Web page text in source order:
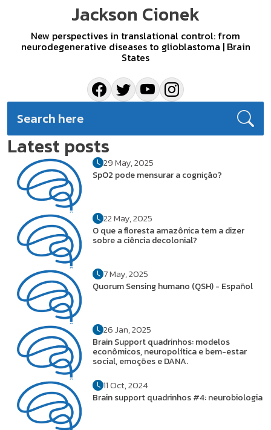
Jackson Cionek
New perspectives in translational control: from
neurodegenerative diseases to glioblastoma | Brain
States
Latest posts
29 May, 2025
SpO2 pode mensurar a cognição?
22 May, 2025
O que a floresta amazônica tem a dizer
sobre a ciência decolonial?
7 May, 2025
Quorum Sensing humano (QSH) - Español
26 Jan, 2025
Brain Support quadrinhos: modelos
econômicos, neuropolítica e bem-estar
social, emoções e DANA.
11 Oct, 2024
Brain support quadrinhos #4: neurobiologia